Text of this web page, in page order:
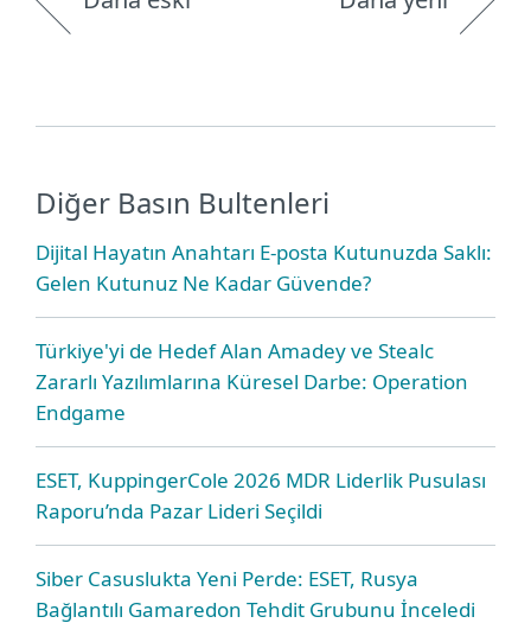
Diğer Basın Bultenleri
Dijital Hayatın Anahtarı E-posta Kutunuzda Saklı:
Gelen Kutunuz Ne Kadar Güvende?
Türkiye'yi de Hedef Alan Amadey ve Stealc
Zararlı Yazılımlarına Küresel Darbe: Operation
Endgame
ESET, KuppingerCole 2026 MDR Liderlik Pusulası
Raporu’nda Pazar Lideri Seçildi
Siber Casuslukta Yeni Perde: ESET, Rusya
Bağlantılı Gamaredon Tehdit Grubunu İnceledi